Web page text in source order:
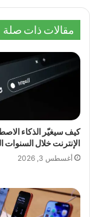
مقالات ذات صلة
كيف سيغيّر الذكاء
الإنترنت خلال السنوات
أغسطس 3, 2026